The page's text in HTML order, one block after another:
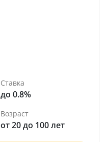
Ставка
до 0.8%
Возраст
от 20 до 100 лет